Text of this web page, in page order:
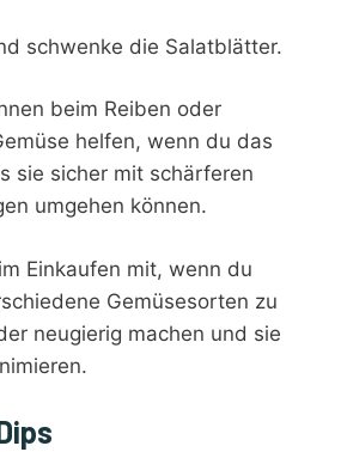
schwenke die Salatblätter.
beim Reiben oder
helfen, wenn du das
sie sicher mit schärferen
umgehen können.
Einkaufen mit, wenn du
Gemüsesorten zu
neugierig machen und sie